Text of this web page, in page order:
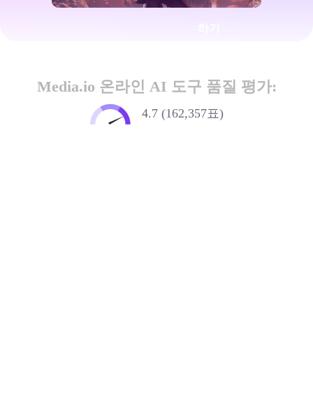
Media.io 온라인 AI 도구 품질 평가:
4.7 (162,357표)